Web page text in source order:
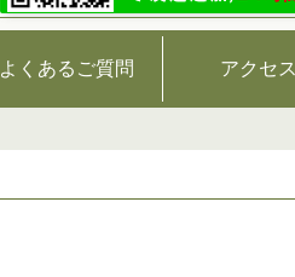
よくあるご質問 アクセス